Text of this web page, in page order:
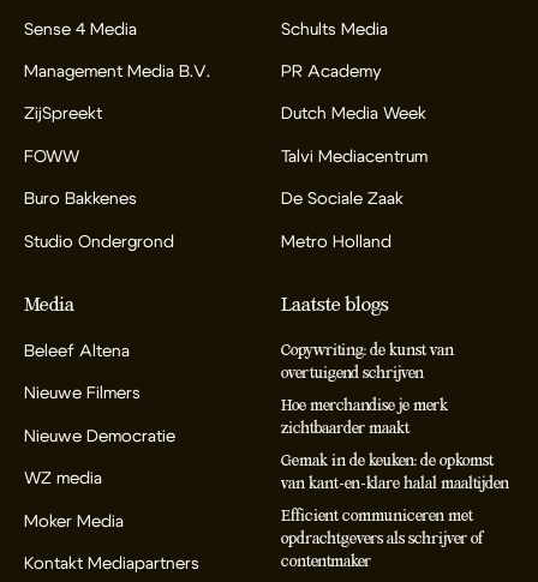
Sense 4 Media
Management Media B.V.
ZijSpreekt
FOWW
Buro Bakkenes
Studio Ondergrond
Schults Media
PR Academy
Dutch Media Week
Talvi Mediacentrum
De Sociale Zaak
Metro Holland
Media
Beleef Altena
Nieuwe Filmers
Nieuwe Democratie
WZ media
Moker Media
Kontakt Mediapartners
Laatste blogs
Copywriting: de kunst van
overtuigend schrijven
Hoe merchandise je merk
zichtbaarder maakt
Gemak in de keuken: de opkomst
van kant-en-klare halal maaltijden
Efficient communiceren met
opdrachtgevers als schrijver of
contentmaker